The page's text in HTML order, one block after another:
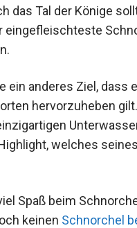
das Tal der Könige
eingefleischteste
ein anderes Ziel, dass
hervorzuheben
welches
Spaß beim
keinen Schnorchel